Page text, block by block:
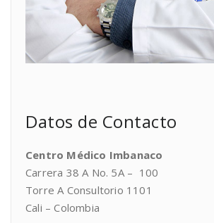
Datos de Contacto
Centro Médico Imbanaco
Carrera 38 A No. 5A – 100
Torre A Consultorio 1101
Cali – Colombia